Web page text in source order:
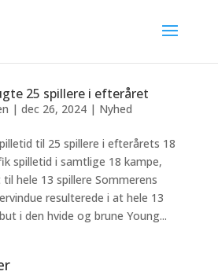
25 spillere i efteråret
| dec 26, 2024| Nyhed
til 25 spillere i efterårets 18
spilletid i samtlige 18 kampe,
hele 13 spillere Sommerens
resulterede i at hele 13
i den hvide og brune Young...